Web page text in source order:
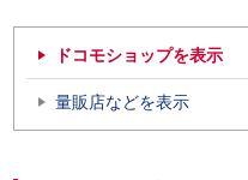
ドコモショップを表示
量販店などを表示